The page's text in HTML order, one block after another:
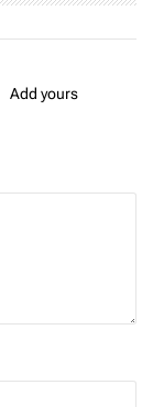
Add yours